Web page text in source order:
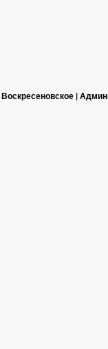
Воскресеновское |